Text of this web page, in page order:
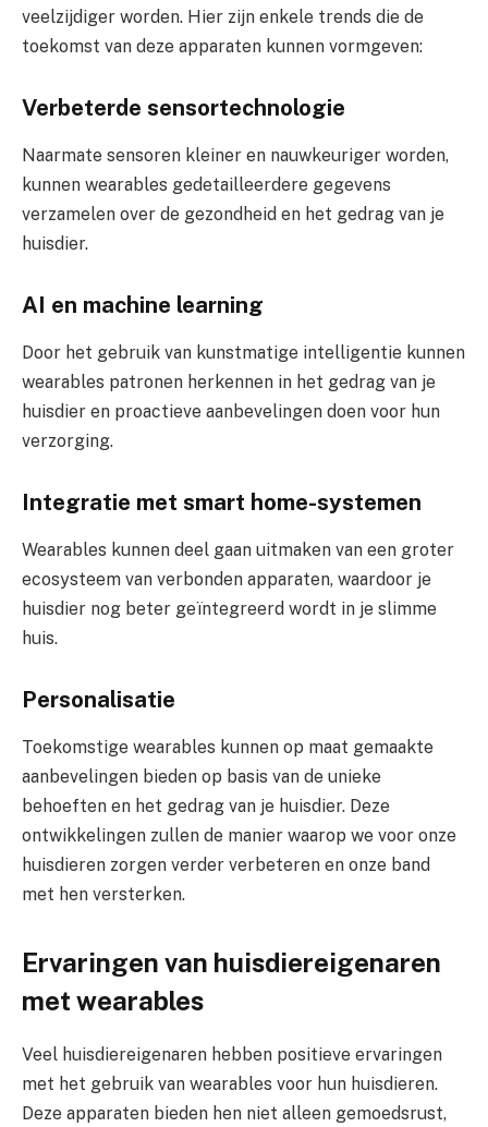
veelzijdiger worden. Hier zijn enkele trends die de
toekomst van deze apparaten kunnen vormgeven:
Verbeterde sensortechnologie
Naarmate sensoren kleiner en nauwkeuriger worden,
kunnen wearables gedetailleerdere gegevens
verzamelen over de gezondheid en het gedrag van je
huisdier.
AI en machine learning
Door het gebruik van kunstmatige intelligentie kunnen
wearables patronen herkennen in het gedrag van je
huisdier en proactieve aanbevelingen doen voor hun
verzorging.
Integratie met smart home-systemen
Wearables kunnen deel gaan uitmaken van een groter
ecosysteem van verbonden apparaten, waardoor je
huisdier nog beter geïntegreerd wordt in je slimme
huis.
Personalisatie
Toekomstige wearables kunnen op maat gemaakte
aanbevelingen bieden op basis van de unieke
behoeften en het gedrag van je huisdier. Deze
ontwikkelingen zullen de manier waarop we voor onze
huisdieren zorgen verder verbeteren en onze band
met hen versterken.
Ervaringen van huisdiereigenaren
met wearables
Veel huisdiereigenaren hebben positieve ervaringen
met het gebruik van wearables voor hun huisdieren.
Deze apparaten bieden hen niet alleen gemoedsrust,